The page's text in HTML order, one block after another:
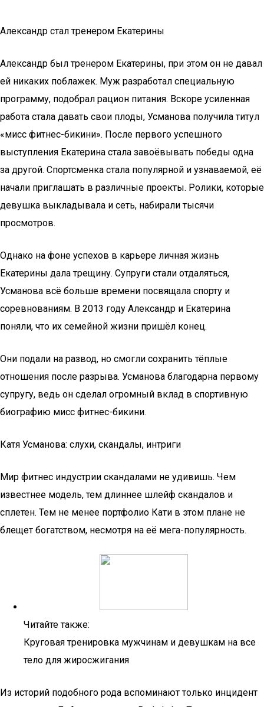
Александр стал тренером Екатерины
Александр был тренером Екатерины, при этом он не давал
ей никаких поблажек. Муж разработал специальную
программу, подобрал рацион питания. Вскоре усиленная
работа стала давать свои плоды, Усманова получила титул
«мисс фитнес-бикини». После первого успешного
выступления Екатерина стала завоёвывать победы одна
за другой. Спортсменка стала популярной и узнаваемой, её
начали приглашать в различные проекты. Ролики, которые
девушка выкладывала и сеть, набирали тысячи
просмотров.
Однако на фоне успехов в карьере личная жизнь
Екатерины дала трещину. Супруги стали отдаляться,
Усманова всё больше времени посвящала спорту и
соревнованиям. В 2013 году Александр и Екатерина
поняли, что их семейной жизни пришёл конец.
Они подали на развод, но смогли сохранить тёплые
отношения после разрыва. Усманова благодарна первому
супругу, ведь он сделал огромный вклад в спортивную
биографию мисс фитнес-бикини.
Катя Усманова: слухи, скандалы, интриги
Мир фитнес индустрии скандалами не удивишь. Чем
известнее модель, тем длиннее шлейф скандалов и
сплетен. Тем не менее портфолио Кати в этом плане не
блещет богатством, несмотря на её мега-популярность.
Читайте также:
Круговая тренировка мужчинам и девушкам на все
тело для жиросжигания
Из историй подобного рода вспоминают только инцидент